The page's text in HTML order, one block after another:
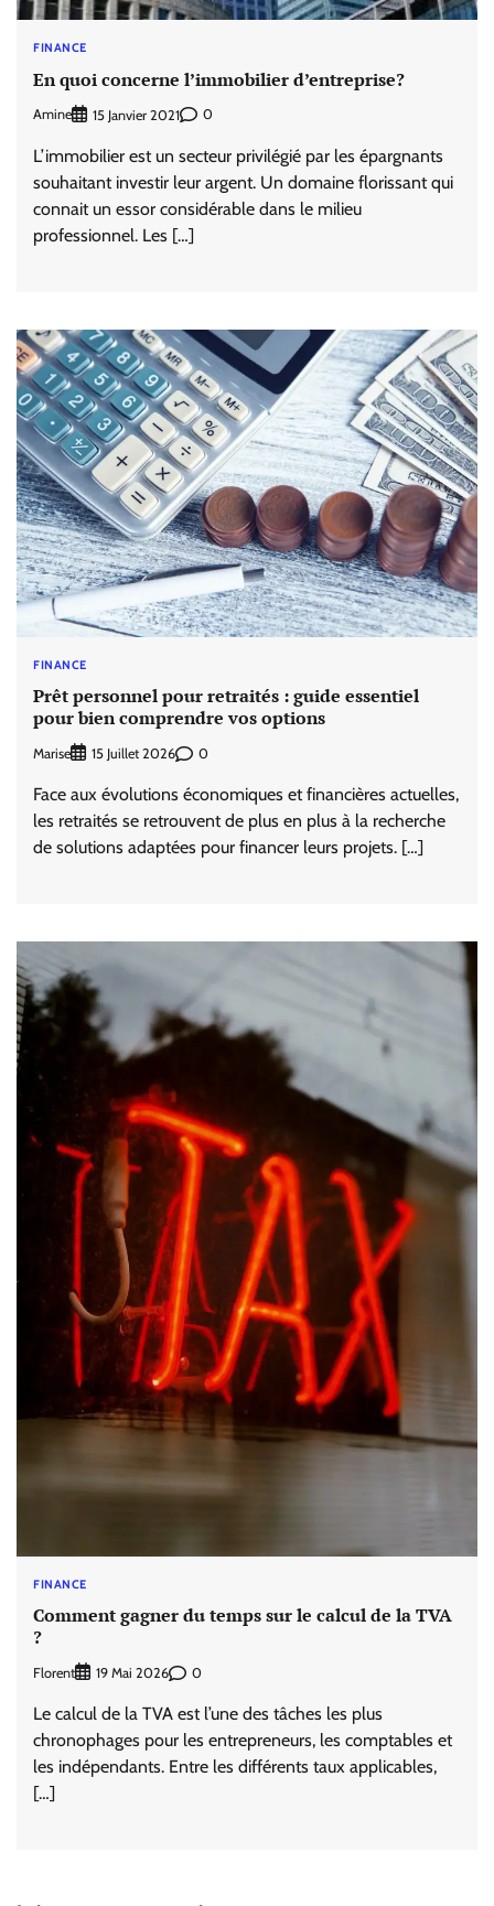
FINANCE
En quoi concerne l’immobilier d’entreprise?
Amine 15 Janvier 2021 0
L’immobilier est un secteur privilégié par les épargnants
souhaitant investir leur argent. Un domaine florissant qui
connait un essor considérable dans le milieu
professionnel. Les […]
FINANCE
Prêt personnel pour retraités : guide essentiel
pour bien comprendre vos options
Marise 15 Juillet 2026 0
Face aux évolutions économiques et financières actuelles,
les retraités se retrouvent de plus en plus à la recherche
de solutions adaptées pour financer leurs projets. […]
FINANCE
Comment gagner du temps sur le calcul de la TVA
?
Florent 19 Mai 2026 0
Le calcul de la TVA est l’une des tâches les plus
chronophages pour les entrepreneurs, les comptables et
les indépendants. Entre les différents taux applicables,
[…]